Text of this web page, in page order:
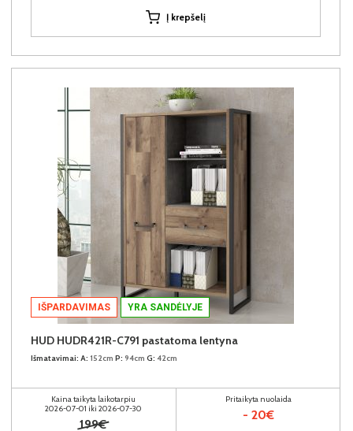
Į krepšelį
IŠPARDAVIMAS YRA SANDĖLYJE
HUD HUDR421R-C791 pastatoma lentyna
Išmatavimai: A: 152cm P: 94cm G: 42cm
Kaina taikyta laikotarpiu
2026-07-01 iki 2026-07-30
199€
Pritaikyta nuolaida
- 20€